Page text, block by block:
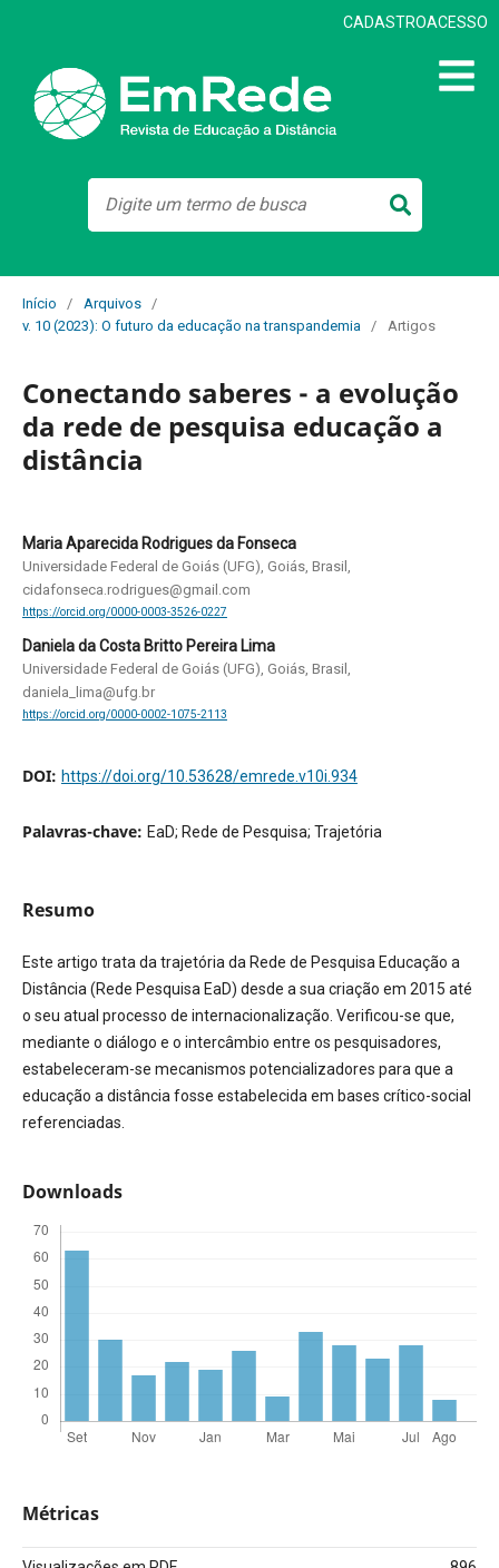
CADASTROACESSO
Início / Arquivos
/
v. 10 (2023): O futuro da educação na transpandemia
/ Artigos
Conectando saberes - a evolução
da rede de pesquisa educação a
distância
Maria Aparecida Rodrigues da Fonseca
Universidade Federal de Goiás (UFG), Goiás, Brasil,
cidafonseca.rodrigues@gmail.com
https://orcid.org/0000-0003-3526-0227
Daniela da Costa Britto Pereira Lima
Universidade Federal de Goiás (UFG), Goiás, Brasil,
daniela_lima@ufg.br
https://orcid.org/0000-0002-1075-2113
DOI: https://doi.org/10.53628/emrede.v10i.934
Palavras-chave: EaD; Rede de Pesquisa; Trajetória
Resumo
Este artigo trata da trajetória da Rede de Pesquisa Educação a
Distância (Rede Pesquisa EaD) desde a sua criação em 2015 até
o seu atual processo de internacionalização. Verificou-se que,
mediante o diálogo e o intercâmbio entre os pesquisadores,
estabeleceram-se mecanismos potencializadores para que a
educação a distância fosse estabelecida em bases crítico-social
referenciadas.
Downloads
Métricas